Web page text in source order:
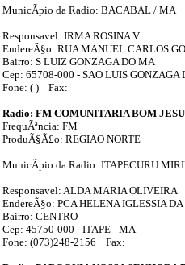
MunicÃ­pio da Radio: BACABAL / MA
Responsavel: IRMA ROSINA V.
EndereÃ§o: RUA MANUEL CARLOS
Bairro: S LUIZ GONZAGA DO MA
Cep: 65708-000 - SAO LUIS
Fone: ( ) Fax:
Radio: FM COMUNITARIA BOM
FrequÃªncia: FM
ProduÃ§Ã£o: REGIAO NORTE
MunicÃ­pio da Radio: ITAPECURU
Responsavel: ALDA MARIA OLIVEIRA
EndereÃ§o: PCA HELENA IGLESSIA DA
Bairro: CENTRO
Cep: 45750-000 - ITAPE - MA
Fone: (073)248-2156 Fax: